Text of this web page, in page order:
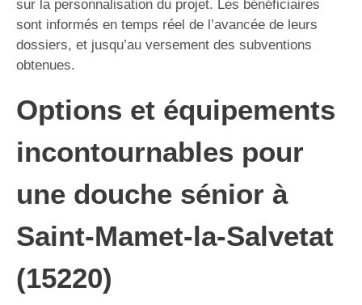
sur la personnalisation du projet. Les bénéficiaires
sont informés en temps réel de l’avancée de leurs
dossiers, et jusqu’au versement des subventions
obtenues.
Options et équipements
incontournables pour
une douche sénior à
Saint-Mamet-la-Salvetat
(15220)